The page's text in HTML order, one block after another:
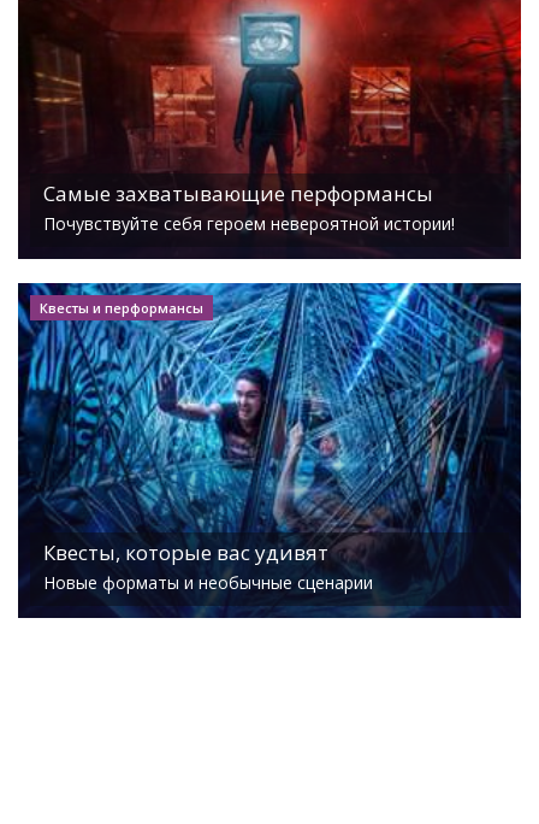
Самые захватывающие перформансы
Почувствуйте себя героем невероятной истории!
Квесты и перформансы
Квесты, которые вас удивят
Новые форматы и необычные сценарии